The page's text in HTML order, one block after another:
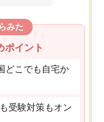
みた
ポイント
どこでも自宅か
受験対策もオン